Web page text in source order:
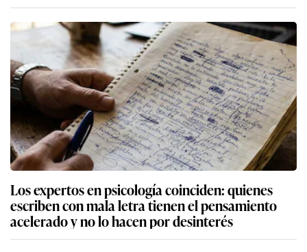
Los expertos en psicología coinciden: quienes
escriben con mala letra tienen el pensamiento
acelerado y no lo hacen por desinterés